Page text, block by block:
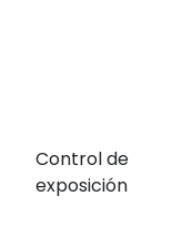
Control de
exposición